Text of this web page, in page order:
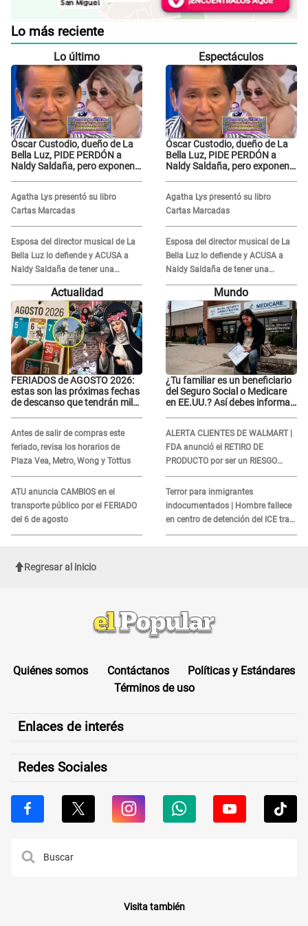
Lo más reciente
Lo último
Óscar Custodio, dueño de La
Bella Luz, PIDE PERDÓN a
Naldy Saldaña, pero exponen
grabar"
Agatha Lys presentó su libro
Cartas Marcadas
Esposa del director musical de La
Bella Luz lo defiende y ACUSA a
Naldy Saldaña de tener una
relación con él y otros integrantes
Espectáculos
Óscar Custodio, dueño de La
Bella Luz, PIDE PERDÓN a
Naldy Saldaña, pero exponen
grabar"
Agatha Lys presentó su libro
Cartas Marcadas
Esposa del director musical de La
Bella Luz lo defiende y ACUSA a
Naldy Saldaña de tener una
relación con él y otros integrantes
Actualidad
FERIADOS de AGOSTO 2026:
estas son las próximas fechas
de descanso que tendrán miles
Antes de salir de compras este
feriado, revisa los horarios de
Plaza Vea, Metro, Wong y Tottus
ATU anuncia CAMBIOS en el
transporte público por el FERIADO
del 6 de agosto
Mundo
¿Tu familiar es un beneficiario
del Seguro Social o Medicare
en EE.UU.? Así debes informar
ALERTA CLIENTES DE WALMART |
FDA anunció el RETIRO DE
PRODUCTO por ser un RIESGO
MORTAL para consumidores: ¿Cuál
es?
Terror para inmigrantes
indocumentados | Hombre fallece
en centro de detención del ICE tras
sufrir una "emergencia médica"
Regresar al inicio
Quiénes somos Contáctanos
Políticas y Estándares
Términos de uso
Enlaces de interés
Redes Sociales
Visita también